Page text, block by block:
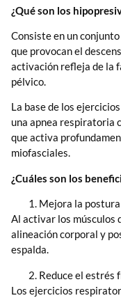
¿Qué son los
Consiste en un
que provocan el
activación refleja de la
pélvico.
La base de los
una apnea respiratoria
que activa
miofasciales.
¿Cuáles son los
Mejora la postura
Al activar los músculos
alineación corporal y
espalda.
Reduce el estrés
Los ejercicios